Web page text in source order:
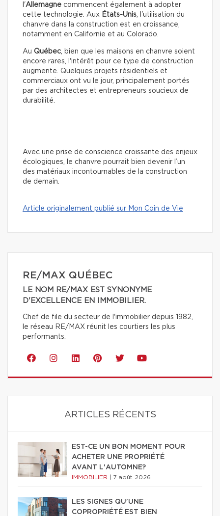
l'Allemagne commencent également à adopter
cette technologie.
Aux États-Unis , l'utilisation du
chanvre dans la construction est en croissance,
notamment en Californie et au Colorado.
Au Québec , bien que les maisons en chanvre soient
encore rares, l'intérêt pour ce type de construction
augmente. Quelques projets résidentiels et
commerciaux ont vu le jour, principalement portés
par des architectes et entrepreneurs soucieux de
durabilité.
Avec une prise de conscience croissante des enjeux
écologiques, le chanvre pourrait bien devenir l’un
des matériaux incontournables de la construction
de demain.
Article originalement publié sur Mon Coin de Vie
RE/MAX QUÉBEC
LE NOM RE/MAX EST SYNONYME
D'EXCELLENCE EN IMMOBILIER.
Chef de file du secteur de l'immobilier depuis 1982,
le réseau RE/MAX réunit les courtiers les plus
performants.
ARTICLES RÉCENTS
EST-CE UN BON MOMENT POUR
ACHETER UNE PROPRIÉTÉ
AVANT L'AUTOMNE?
IMMOBILIER 7 août 2026
LES SIGNES QU'UNE
COPROPRIÉTÉ EST BIEN